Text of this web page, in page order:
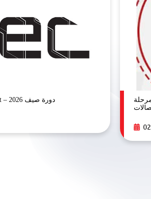
برنامج InnovEgypt – دورة صيف 2026